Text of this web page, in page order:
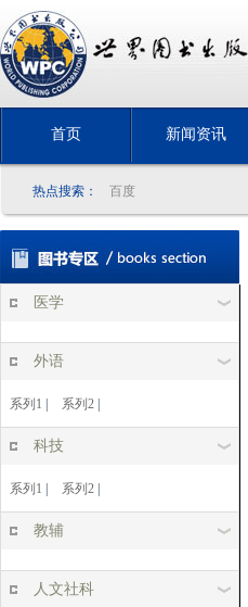
首页 新闻资讯
热点搜索： 百度
医学
外语
系列1 系列2
科技
系列1 系列2
教辅
人文社科